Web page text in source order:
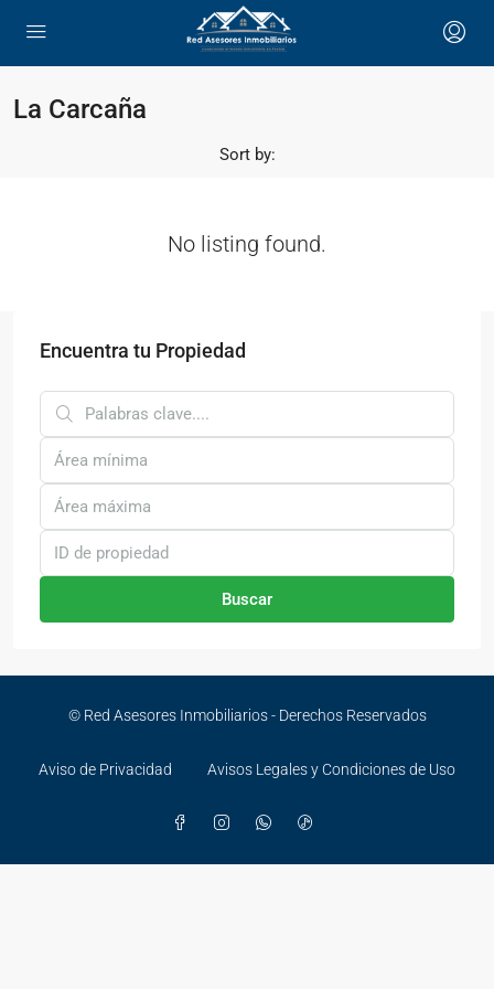
La Carcaña
Sort by:
No listing found.
Encuentra tu Propiedad
Buscar
© Red Asesores Inmobiliarios - Derechos Reservados
Aviso de Privacidad Avisos Legales y Condiciones de Uso